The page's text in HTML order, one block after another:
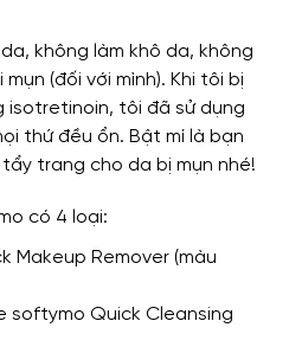
không làm khô da, không
(đối với mình). Khi tôi bị
isotretinoin, tôi đã sử dụng
thứ đều ổn. Bật mí là bạn
trang cho da bị mụn nhé!
có 4 loại:
Makeup Remover (màu
softymo Quick Cleansing